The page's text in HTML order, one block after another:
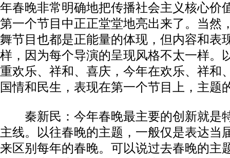
年春晚非常明确地把传播社会主义核心价
第一个节目中正正堂堂地亮出来了。当然
舞节目也都是正能量的体现，但内容和表
样，因为每个导演的呈现风格不太一样。
重欢乐、祥和、喜庆，今年在欢乐、祥和
国情和民生，表现在第一个节目上，主题
秦新民：今年春晚最主要的创新就是
主线。以往春晚的主题，一般仅是表达当
来区别每年的春晚。可以说过去春晚的主